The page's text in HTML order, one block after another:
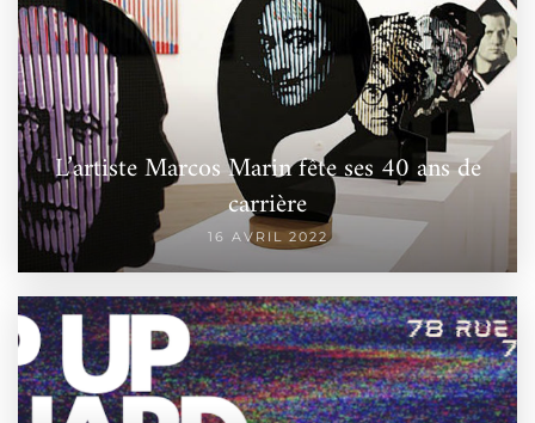
L’artiste Marcos Marin fête ses 40 ans de
carrière
16 AVRIL 2022